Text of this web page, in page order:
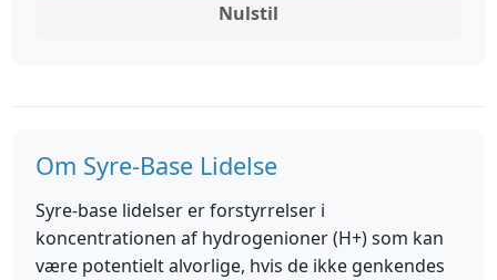
Nulstil
Om Syre-Base Lidelse
Syre-base lidelser er forstyrrelser i
koncentrationen af hydrogenioner (H+) som kan
være potentielt alvorlige, hvis de ikke genkendes